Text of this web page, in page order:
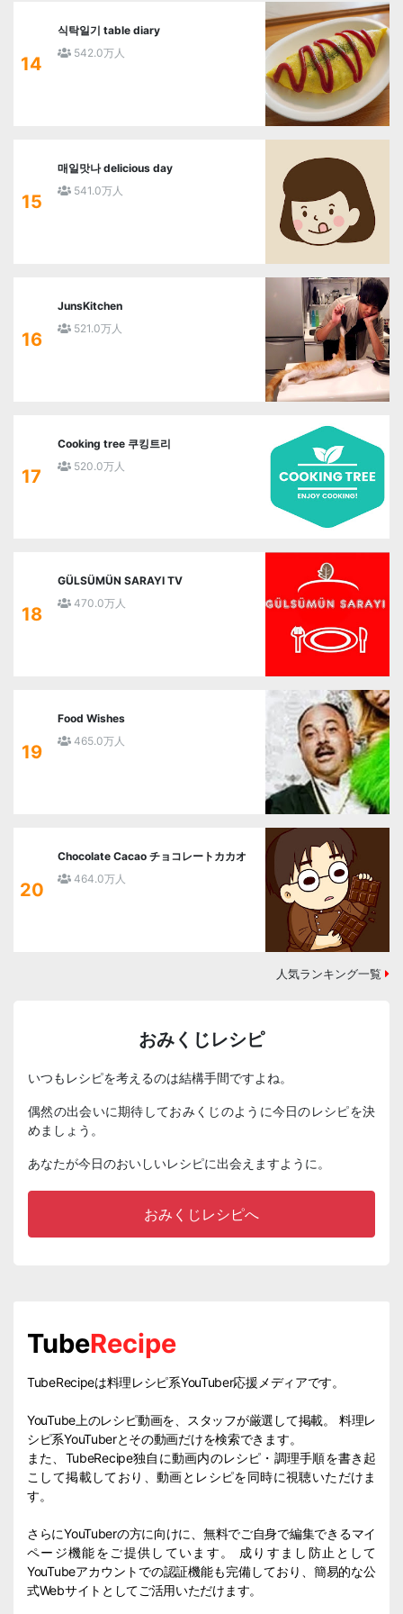
14
식탁일기 table diary
542.0万人
15
매일맛나 delicious day
541.0万人
16
JunsKitchen
521.0万人
17
Cooking tree 쿠킹트리
520.0万人
18
GÜLSÜMÜN SARAYI TV
470.0万人
19
Food Wishes
465.0万人
20
Chocolate Cacao チョコレートカカオ
464.0万人
人気ランキング一覧
おみくじレシピ
いつもレシピを考えるのは結構手間ですよね。
偶然の出会いに期待しておみくじのように今日のレシピを決
めましょう。
あなたが今日のおいしいレシピに出会えますように。
おみくじレシピへ
TubeRecipe
TubeRecipeは料理レシピ系YouTuber応援メディアです。
YouTube上のレシピ動画を、スタッフが厳選して掲載。 料理レ
シピ系YouTuberとその動画だけを検索できます。
また、TubeRecipe独自に動画内のレシピ・調理手順を書き起
こして掲載しており、動画とレシピを同時に視聴いただけま
す。
さらにYouTuberの方に向けに、無料でご自身で編集できるマイ
ページ機能をご提供しています。 成りすまし防止として
YouTubeアカウントでの認証機能も完備しており、簡易的な公
式Webサイトとしてご活用いただけます。